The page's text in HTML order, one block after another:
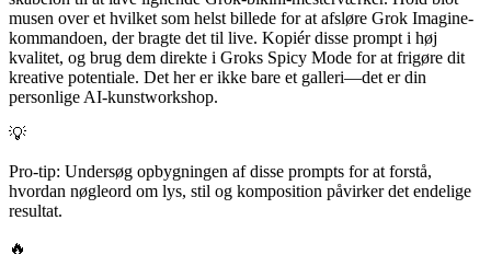
musen over et hvilket som helst billede for at afsløre Grok Imagine-
kommandoen, der bragte det til live. Kopiér disse prompt i høj
kvalitet, og brug dem direkte i Groks Spicy Mode for at frigøre dit
kreative potentiale. Det her er ikke bare et galleri—det er din
personlige AI-kunstworkshop.
💡
Pro-tip: Undersøg opbygningen af disse prompts for at forstå,
hvordan nøgleord om lys, stil og komposition påvirker det endelige
resultat.
🔥